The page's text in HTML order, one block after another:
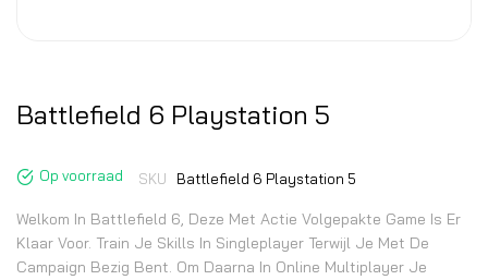
Battlefield 6 Playstation 5
Op voorraad SKU Battlefield 6 Playstation 5
Welkom In Battlefield 6, Deze Met Actie Volgepakte Game Is Er
Klaar Voor. Train Je Skills In Singleplayer Terwijl Je Met De
Campaign Bezig Bent. Om Daarna In Online Multiplayer Je